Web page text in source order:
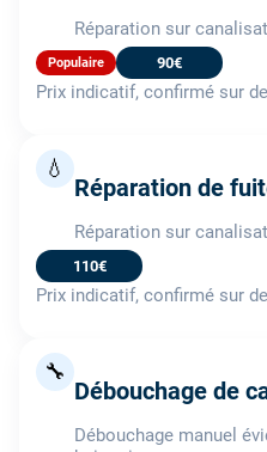
Réparation sur
Populaire 90€
Prix indicatif, confirmé sur
💧
Réparation de
Réparation sur
110€
Prix indicatif, confirmé sur
🔧
Débouchage de
Débouchage manuel